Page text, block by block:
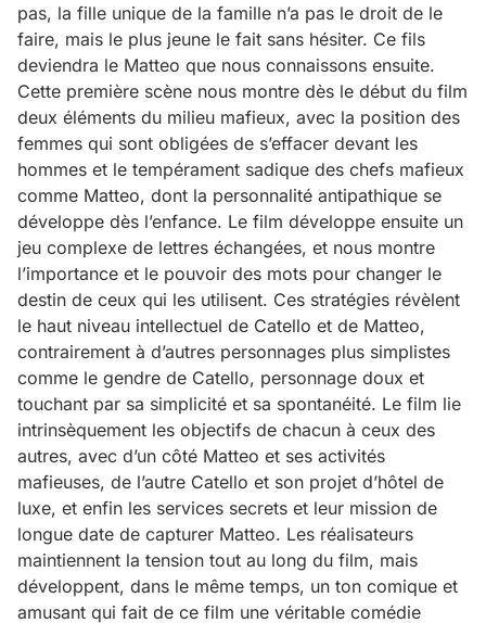
pas, la fille unique de la famille n’a pas le droit de le
faire, mais le plus jeune le fait sans hésiter. Ce fils
deviendra le Matteo que nous connaissons ensuite.
Cette première scène nous montre dès le début du film
deux éléments du milieu mafieux, avec la position des
femmes qui sont obligées de s’effacer devant les
hommes et le tempérament sadique des chefs mafieux
comme Matteo, dont la personnalité antipathique se
développe dès l’enfance. Le film développe ensuite un
jeu complexe de lettres échangées, et nous montre
l’importance et le pouvoir des mots pour changer le
destin de ceux qui les utilisent. Ces stratégies révèlent
le haut niveau intellectuel de Catello et de Matteo,
contrairement à d’autres personnages plus simplistes
comme le gendre de Catello, personnage doux et
touchant par sa simplicité et sa spontanéité. Le film lie
intrinsèquement les objectifs de chacun à ceux des
autres, avec d’un côté Matteo et ses activités
mafieuses, de l’autre Catello et son projet d’hôtel de
luxe, et enfin les services secrets et leur mission de
longue date de capturer Matteo. Les réalisateurs
maintiennent la tension tout au long du film, mais
développent, dans le même temps, un ton comique et
amusant qui fait de ce film une véritable comédie